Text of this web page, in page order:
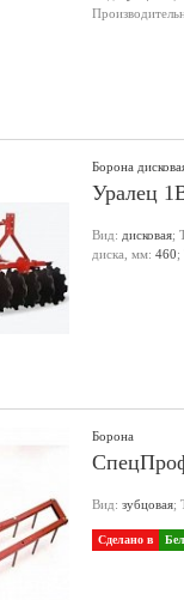
Борона
Уралец
Вид: дисковая;
диска, мм: 460;
Борона
Вид: зубцовая;
Сделано в